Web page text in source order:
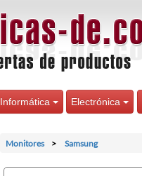
Informática Electrónica
Monitores Samsung